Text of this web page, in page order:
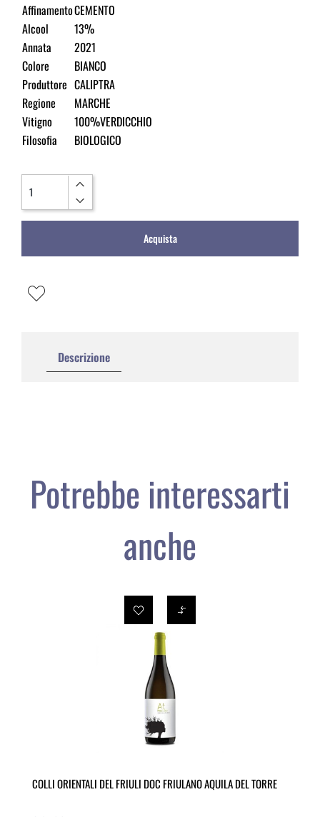
AffinamentoCEMENTO
Alcool
13%
Annata
2021
Colore
BIANCO
Produttore CALIPTRA
Regione
MARCHE
Vitigno
100%VERDICCHIO
Filosofia
BIOLOGICO
Acquista
Descrizione
Potrebbe interessarti
anche
COLLI ORIENTALI DEL FRIULI DOC FRIULANO AQUILA DEL TORRE